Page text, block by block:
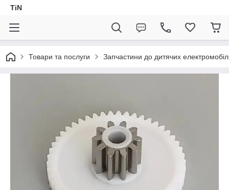
TiN
Товари та послуги Запчастини до дитячих